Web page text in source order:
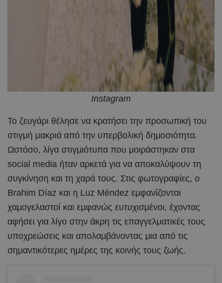
Instagram
Το ζευγάρι θέλησε να κρατήσει την προσωπική του
στιγμή μακριά από την υπερβολική δημοσιότητα.
Ωστόσο, λίγα στιγμιότυπα που μοιράστηκαν στα
social media ήταν αρκετά για να αποκαλύψουν τη
συγκίνηση και τη χαρά τους. Στις φωτογραφίες, ο
Brahim Díaz και η Luz Méndez εμφανίζονται
χαμογελαστοί και εμφανώς ευτυχισμένοι, έχοντας
αφήσει για λίγο στην άκρη τις επαγγελματικές τους
υποχρεώσεις και απολαμβάνοντας μια από τις
σημαντικότερες ημέρες της κοινής τους ζωής.